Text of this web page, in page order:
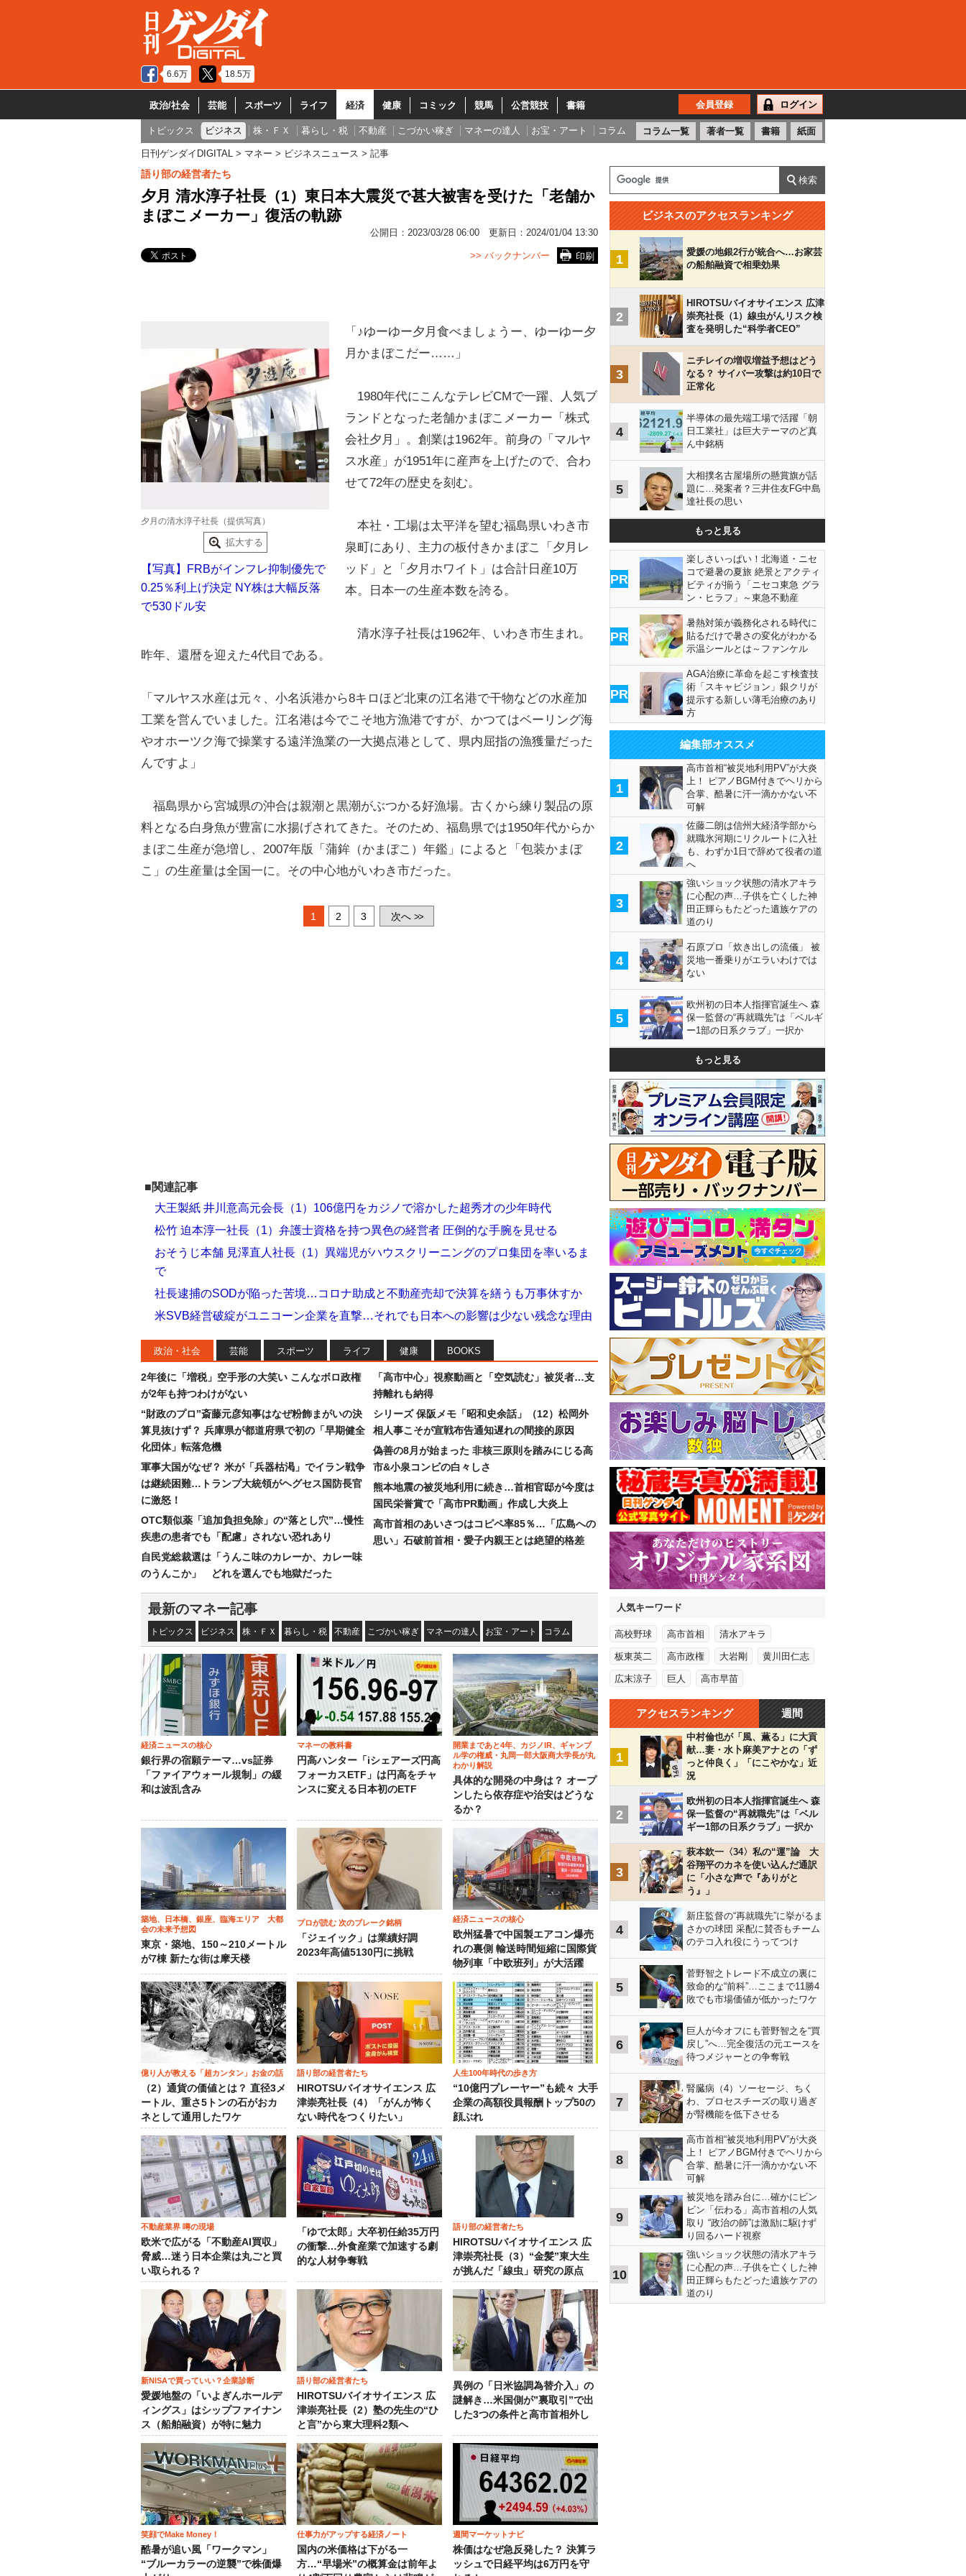
6.6万 18.5万
政治/社会 芸能 スポーツ ライフ 経済 健康 コミック 競馬 公営競技 書籍 会員登録 ログイン
トピックス ビジネス 株・ＦＸ 暮らし・税 不動産 こづかい稼ぎ マネーの達人 お宝・アート コラム コラム一覧 著者一覧 書籍 紙面
日刊ゲンダイDIGITAL マネー ビジネスニュース 記事
語り部の経営者たち
夕月 清水淳子社長（1）東日本大震災で甚大被害を受けた「老舗か
まぼこメーカー」復活の軌跡
公開日： 2023/03/28 06:00 更新日： 2024/01/04 13:30
印刷
>> バックナンバー
夕月の清水淳子社長（提供写真）
拡大する
【写真】FRBがインフレ抑制優先で
0.25％利上げ決定 NY株は大幅反落
で530ドル安
「♪ゆーゆー夕月食べましょうー、ゆーゆー夕
月かまぼこだー……」
1980年代にこんなテレビCMで一躍、人気ブ
ランドとなった老舗かまぼこメーカー「株式
会社夕月」。創業は1962年。前身の「マルヤ
ス水産」が1951年に産声を上げたので、合わ
せて72年の歴史を刻む。
本社・工場は太平洋を望む福島県いわき市
泉町にあり、主力の板付きかまぼこ「夕月レ
ッド」と「夕月ホワイト」は合計日産10万
本。日本一の生産本数を誇る。
清水淳子社長は1962年、いわき市生まれ。
昨年、還暦を迎えた4代目である。
「マルヤス水産は元々、小名浜港から8キロほど北東の江名港で干物などの水産加
工業を営んでいました。江名港は今でこそ地方漁港ですが、かつてはベーリング海
やオホーツク海で操業する遠洋漁業の一大拠点港として、県内屈指の漁獲量だった
んですよ」
福島県から宮城県の沖合は親潮と黒潮がぶつかる好漁場。古くから練り製品の原
料となる白身魚が豊富に水揚げされてきた。そのため、福島県では1950年代からか
まぼこ生産が急増し、2007年版「蒲鉾（かまぼこ）年鑑」によると「包装かまぼ
こ」の生産量は全国一に。その中心地がいわき市だった。
1 2 3 次へ >>
■関連記事
大王製紙 井川意高元会長（1）106億円をカジノで溶かした超秀才の少年時代
松竹 迫本淳一社長（1）弁護士資格を持つ異色の経営者 圧倒的な手腕を見せる
おそうじ本舗 見澤直人社長（1）異端児がハウスクリーニングのプロ集団を率いるま
で
社長逮捕のSODが陥った苦境…コロナ助成と不動産売却で決算を繕うも万事休すか
米SVB経営破綻がユニコーン企業を直撃…それでも日本への影響は少ない残念な理由
政治・社会 芸能 スポーツ ライフ 健康 BOOKS
2年後に「増税」空手形の大笑い こんなボロ政権
が2年も持つわけがない
“財政のプロ”斎藤元彦知事はなぜ粉飾まがいの決
算見抜けず？ 兵庫県が都道府県で初の「早期健全
化団体」転落危機
軍事大国がなぜ？ 米が「兵器枯渇」でイラン戦争
は継続困難…トランプ大統領がヘグセス国防長官
に激怒！
OTC類似薬「追加負担免除」の“落とし穴”…慢性
疾患の患者でも「配慮」されない恐れあり
自民党総裁選は「うんこ味のカレーか、カレー味
のうんこか」 どれを選んでも地獄だった
「高市中心」視察動画と「空気読む」被災者…支
持離れも納得
シリーズ 保阪メモ「昭和史余話」（12）松岡外
相人事こそが宣戦布告通知遅れの間接的原因
偽善の8月が始まった 非核三原則を踏みにじる高
市&小泉コンビの白々しさ
熊本地震の被災地利用に続き…首相官邸が今度は
国民栄誉賞で「高市PR動画」作成し大炎上
高市首相のあいさつはコピペ率85％…「広島への
思い」石破前首相・愛子内親王とは絶望的格差
最新のマネー記事
トピックス ビジネス 株・ＦＸ 暮らし・税 不動産 こづかい稼ぎ マネーの達人 お宝・アート コラム
経済ニュースの核心
銀行界の宿願テーマ…vs証券
「ファイアウォール規制」の緩
和は波乱含み
マネーの教科書
円高ハンター「iシェアーズ円高
フォーカスETF」は円高をチャ
ンスに変える日本初のETF
開業まであと4年、カジノIR、ギャンブ
ル学の権威・丸岡一郎大阪商大学長が丸
わかり解説
具体的な開発の中身は？ オープ
ンしたら依存症や治安はどうな
るか？
築地、日本橋、銀座、臨海エリア 大都
会の未来予想図
東京・築地、150～210メートル
が7棟 新たな街は摩天楼
プロが読む 次のブレーク銘柄
「ジェイック」は業績好調
2023年高値5130円に挑戦
経済ニュースの核心
欧州猛暑で中国製エアコン爆売
れの裏側 輸送時間短縮に国際貨
物列車「中欧班列」が大活躍
億り人が教える「超カンタン」お金の話
（2）通貨の価値とは？ 直径3メ
ートル、重さ5トンの石がおカ
ネとして通用したワケ
語り部の経営者たち
HIROTSUバイオサイエンス 広
津崇亮社長（4）「がんが怖く
ない時代をつくりたい」
人生100年時代の歩き方
“10億円プレーヤー”も続々 大手
企業の高額役員報酬トップ50の
顔ぶれ
不動産業界 噂の現場
欧米で広がる「不動産AI買収」
脅威…迷う日本企業は丸ごと買
い取られる？
「ゆで太郎」大卒初任給35万円
の衝撃…外食産業で加速する劇
的な人材争奪戦
語り部の経営者たち
HIROTSUバイオサイエンス 広
津崇亮社長（3）“金髪”東大生
が挑んだ「線虫」研究の原点
新NISAで買っていい？企業診断
愛媛地盤の「いよぎんホールデ
ィングス」はシップファイナン
ス（船舶融資）が特に魅力
語り部の経営者たち
HIROTSUバイオサイエンス 広
津崇亮社長（2）塾の先生の“ひ
と言”から東大理科2類へ
異例の「日米協調為替介入」の
謎解き…米国側が”裏取引”で出
した3つの条件と高市首相外し
笑顔でMake Money！
酷暑が追い風「ワークマン」
“ブルーカラーの逆襲”で株価爆
仕事力がアップする経済ノート
国内の米価格は下がる一
方…“早場米”の概算金は前年よ
週間マーケットナビ
株価はなぜ急反発した？ 決算ラ
ッシュで日経平均は6万円を守
ビジネスのアクセスランキング
1
愛媛の地銀2行が統合へ…お家芸
の船舶融資で相乗効果
2
HIROTSUバイオサイエンス 広津
崇亮社長（1）線虫がんリスク検
査を発明した“科学者CEO”
3
ニチレイの増収増益予想はどう
なる？ サイバー攻撃は約10日で
正常化
4
半導体の最先端工場で活躍「朝
日工業社」は巨大テーマのど真
ん中銘柄
5
大相撲名古屋場所の懸賞旗が話
題に…発案者？三井住友FG中島
達社長の思い
もっと見る
PR
楽しさいっぱい！北海道・ニセ
コで避暑の夏旅 絶景とアクティ
ビティが揃う「ニセコ東急 グラ
ン・ヒラフ」～東急不動産
PR
暑熱対策が義務化される時代に
貼るだけで暑さの変化がわかる
示温シールとは～ファンケル
PR
AGA治療に革命を起こす検査技
術「スキャビジョン」銀クリが
提示する新しい薄毛治療のあり
方
編集部オススメ
1
高市首相“被災地利用PV”が大炎
上！ ピアノBGM付きでヘリから
合掌、酷暑に汗一滴かかない不
可解
2
佐藤二朗は信州大経済学部から
就職氷河期にリクルートに入社
も、わずか1日で辞めて役者の道
へ
3
強いショック状態の清水アキラ
に心配の声…子供を亡くした神
田正輝らもたどった遺族ケアの
道のり
4
石原プロ「炊き出しの流儀」 被
災地一番乗りがエラいわけでは
ない
5
欧州初の日本人指揮官誕生へ 森
保一監督の“再就職先”は「ベルギ
ー1部の日系クラブ」一択か
もっと見る
人気キーワード
高校野球 高市首相 清水アキラ
板東英二 高市政権 大岩剛 黄川田仁志
広末涼子 巨人 高市早苗
アクセスランキング 週間
1
中村倫也が「風、薫る」に大貢
献…妻・水卜麻美アナとの「ず
っと仲良く」「にこやかな」近
況
2
欧州初の日本人指揮官誕生へ 森
保一監督の“再就職先”は「ベル
ギー1部の日系クラブ」一択か
3
萩本欽一〈34〉私の“運”論 大
谷翔平のカネを使い込んだ通訳
に「小さな声で『ありがと
う』」
4
新庄監督の“再就職先”に挙がるま
さかの球団 采配に賛否もチーム
のテコ入れ役にうってつけ
5
菅野智之トレード不成立の裏に
致命的な“前科”…ここまで11勝4
敗でも市場価値が低かったワケ
6
巨人が今オフにも菅野智之を“買
戻し”へ…完全復活の元エースを
待つメジャーとの争奪戦
7
腎臓病（4）ソーセージ、ちく
わ、プロセスチーズの取り過ぎ
が腎機能を低下させる
8
高市首相“被災地利用PV”が大炎
上！ ピアノBGM付きでヘリから
合掌、酷暑に汗一滴かかない不
可解
9
被災地を踏み台に…確かにビン
ビン「伝わる」高市首相の人気
取り “政治の師”は激励に駆けず
り回るハード視察
10
強いショック状態の清水アキラ
に心配の声…子供を亡くした神
田正輝らもたどった遺族ケアの
道のり